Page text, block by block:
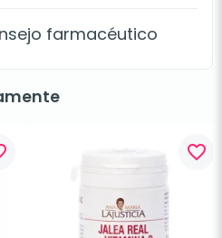
farmacéutico
favorite_border